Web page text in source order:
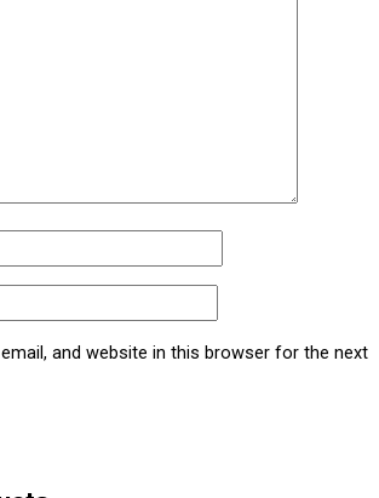
and website in this browser for the next